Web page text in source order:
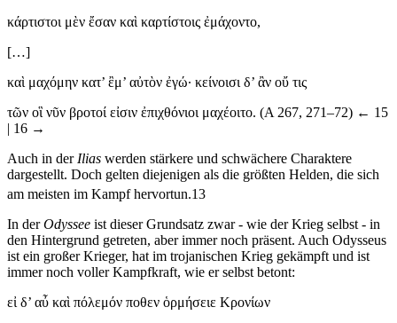
κάρτιστοι μὲν ἔσαν καὶ καρτίστοις ἐμάχοντο,
[…]
καὶ μαχόμην κατ’ ἒμ’ αὐτὸν ἐγώ∙ κείνοισι δ’ ἂν οὔ τις
τῶν οἳ νῦν βροτοί εἰσιν ἐπιχθόνιοι μαχέοιτο. (Α 267, 271–72) ← 15
| 16 →
Auch in der Ilias werden stärkere und schwächere Charaktere
dargestellt. Doch gelten diejenigen als die größten Helden, die sich
am meisten im Kampf hervortun.13
In derOdyssee ist dieser Grundsatz zwar - wie der Krieg selbst - in
den Hintergrund getreten, aber immer noch präsent. Auch Odysseus
ist ein großer Krieger, hat im trojanischen Krieg gekämpft und ist
immer noch voller Kampfkraft, wie er selbst betont:
εἰ δ’ αὖ καὶ πόλεμόν ποθεν ὁρμήσειε Κρονίων